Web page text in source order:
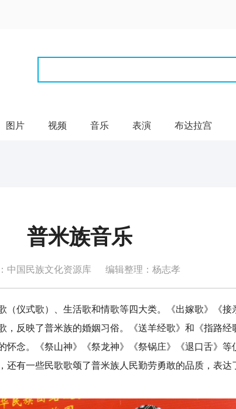
图片 视频 音乐 表演 布达拉宫
普米族音乐
中国民族文化资源库 编辑整理：杨志孝
仪式歌）、生活歌和情歌等四大类。《出嫁歌》《接
，反映了普米族的婚姻习俗。《送羊经歌》和《指路经
怀念。《祭山神》《祭龙神》《祭锅庄》《退口舌》等
还有一些民歌歌颂了普米族人民勤劳勇敢的品质，表达